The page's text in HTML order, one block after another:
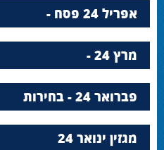
אפריל 24 פסח -
מרץ 24 -
פברואר 24 - בחירות
מגזין ינואר 24